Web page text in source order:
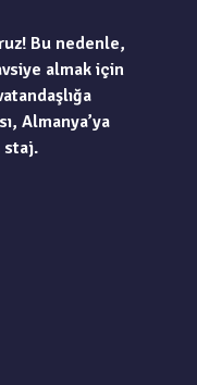
Bu nedenle,
almak için
Almanya’ya
staj.